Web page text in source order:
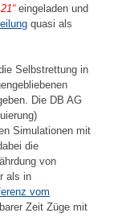
eingeladen und
quasi als
Selbstrettung in
Die DB AG
Simulationen mit
die
von
als in
vom
Zeit Züge mit